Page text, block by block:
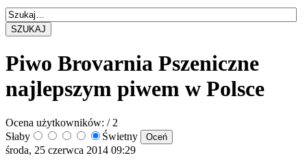
SZUKAJ
Piwo Brovarnia Pszeniczne
najlepszym piwem w Polsce
Ocena użytkowników: / 2
Słaby
Świetny
środa, 25 czerwca 2014 09:29